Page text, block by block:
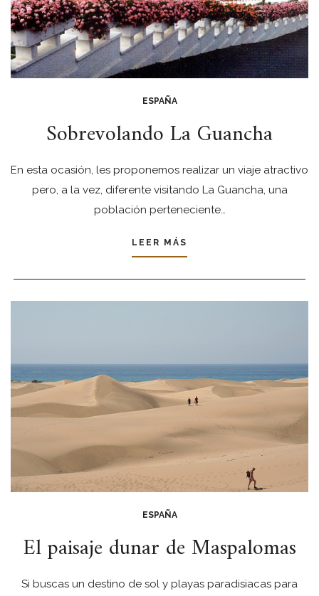
ESPAÑA
Sobrevolando La Guancha
En esta ocasión, les proponemos realizar un viaje atractivo
pero, a la vez, diferente visitando La Guancha, una
población perteneciente…
LEER MÁS
ESPAÑA
El paisaje dunar de Maspalomas
Si buscas un destino de sol y playas paradisiacas para